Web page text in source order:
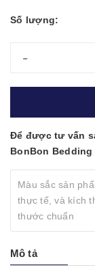
Số lượng:
-
Để được tư vấn
BonBon Bedding
Màu sắc sản
thực tế, và kích
thước chuẩn
Mô tả